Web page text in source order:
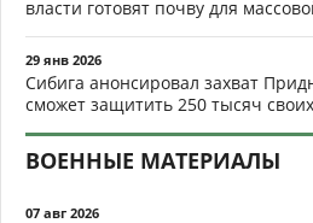
власти готовят почву для
29 янв 2026
Сибига анонсировал захват
сможет защитить 250 тысяч
ВОЕННЫЕ МАТЕРИАЛЫ
07 авг 2026